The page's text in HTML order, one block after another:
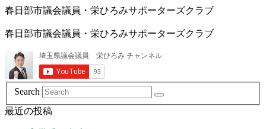
春日部市議会議員・栄ひろみサポーターズクラブ
春日部市議会議員・栄ひろみサポーターズクラブ
Search
最近の投稿